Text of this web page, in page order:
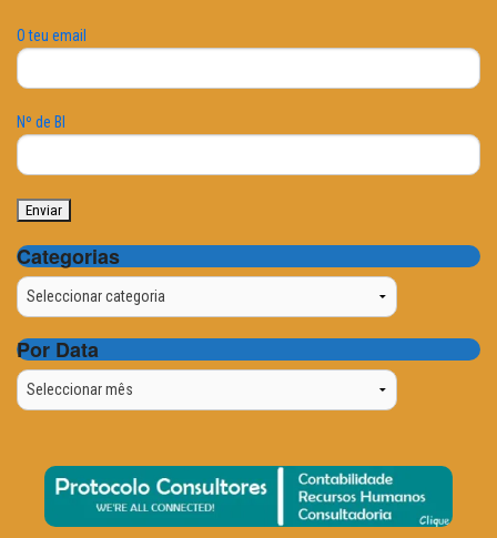
O teu email
Nº de BI
Categorias
Categorias
Por Data
Por
Data